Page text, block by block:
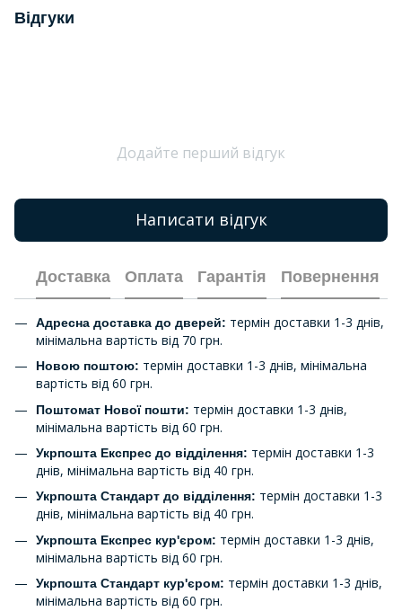
Відгуки
Додайте перший відгук
Написати відгук
Доставка Оплата Гарантія Повернення
Адресна доставка до дверей: термін доставки 1-3 днів,
мінімальна вартість від 70 грн.
Новою поштою: термін доставки 1-3 днів, мінімальна
вартість від 60 грн.
Поштомат Нової пошти: термін доставки 1-3 днів,
мінімальна вартість від 60 грн.
Укрпошта Експрес до відділення: термін доставки 1-3
днів, мінімальна вартість від 40 грн.
Укрпошта Стандарт до відділення: термін доставки 1-3
днів, мінімальна вартість від 40 грн.
Укрпошта Експрес кур'єром: термін доставки 1-3 днів,
мінімальна вартість від 60 грн.
Укрпошта Стандарт кур'єром: термін доставки 1-3 днів,
мінімальна вартість від 60 грн.